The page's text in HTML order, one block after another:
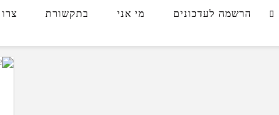
הרשמה לעדכונים מי אני בתקשורת